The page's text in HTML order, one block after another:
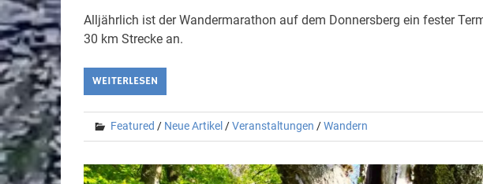
Alljährlich ist der Wandermarathon auf dem Donnersberg ein fester
30 km Strecke an.
WEITERLESEN
Featured / Neue Artikel /Veranstaltungen /Wandern